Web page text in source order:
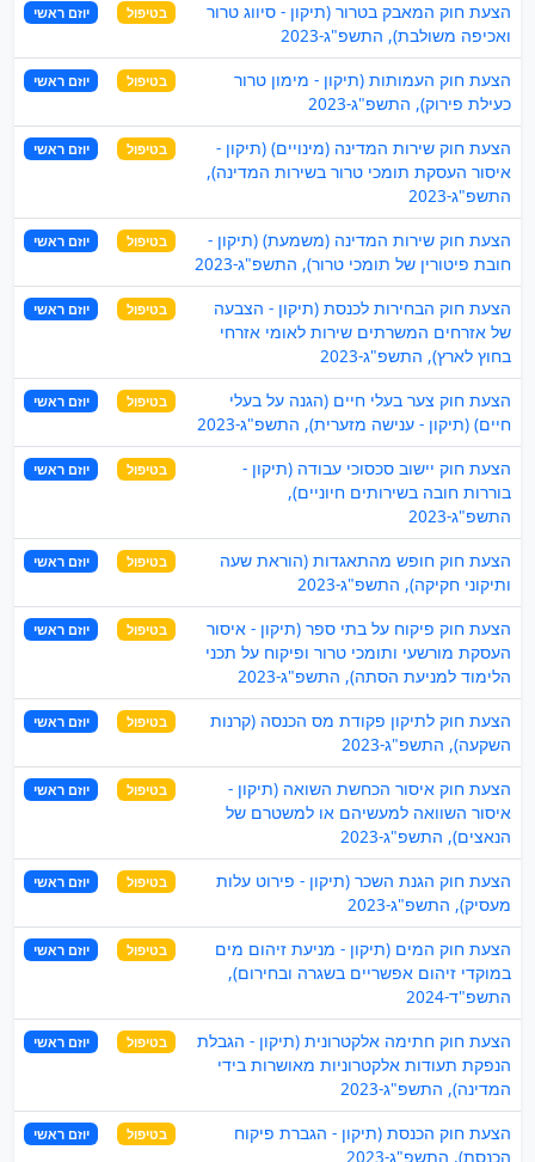
הצעת חוק המאבק בטרור (תיקון - סיווג טרור
ואכיפה משולבת), התשפ"ג-2023
בטיפול יוזם ראשי
הצעת חוק העמותות (תיקון - מימון טרור
כעילת פירוק), התשפ"ג-2023
בטיפול יוזם ראשי
הצעת חוק שירות המדינה (מינויים) (תיקון -
איסור העסקת תומכי טרור בשירות המדינה),
התשפ"ג-2023
בטיפול יוזם ראשי
הצעת חוק שירות המדינה (משמעת) (תיקון -
חובת פיטורין של תומכי טרור), התשפ"ג-2023
בטיפול יוזם ראשי
הצעת חוק הבחירות לכנסת (תיקון - הצבעה
של אזרחים המשרתים שירות לאומי אזרחי
בחוץ לארץ), התשפ"ג-2023
בטיפול יוזם ראשי
הצעת חוק צער בעלי חיים (הגנה על בעלי
חיים) (תיקון - ענישה מזערית), התשפ"ג-2023
בטיפול יוזם ראשי
הצעת חוק יישוב סכסוכי עבודה (תיקון -
בוררות חובה בשירותים חיוניים),
התשפ"ג-2023
בטיפול יוזם ראשי
הצעת חוק חופש מהתאגדות (הוראת שעה
ותיקוני חקיקה), התשפ"ג-2023
בטיפול יוזם ראשי
הצעת חוק פיקוח על בתי ספר (תיקון - איסור
העסקת מורשעי ותומכי טרור ופיקוח על תכני
הלימוד למניעת הסתה), התשפ"ג-2023
בטיפול יוזם ראשי
הצעת חוק לתיקון פקודת מס הכנסה (קרנות
השקעה), התשפ"ג-2023
בטיפול יוזם ראשי
הצעת חוק איסור הכחשת השואה (תיקון -
איסור השוואה למעשיהם או למשטרם של
הנאצים), התשפ"ג-2023
בטיפול יוזם ראשי
הצעת חוק הגנת השכר (תיקון - פירוט עלות
מעסיק), התשפ"ג-2023
בטיפול יוזם ראשי
הצעת חוק המים (תיקון - מניעת זיהום מים
במוקדי זיהום אפשריים בשגרה ובחירום),
התשפ"ד-2024
בטיפול יוזם ראשי
הצעת חוק חתימה אלקטרונית (תיקון - הגבלת
הנפקת תעודות אלקטרוניות מאושרות בידי
המדינה), התשפ"ג-2023
בטיפול יוזם ראשי
הצעת חוק הכנסת (תיקון - הגברת פיקוח
הכנסת), התשפ"ג-2023
בטיפול יוזם ראשי